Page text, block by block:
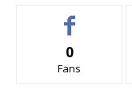
0
Fans